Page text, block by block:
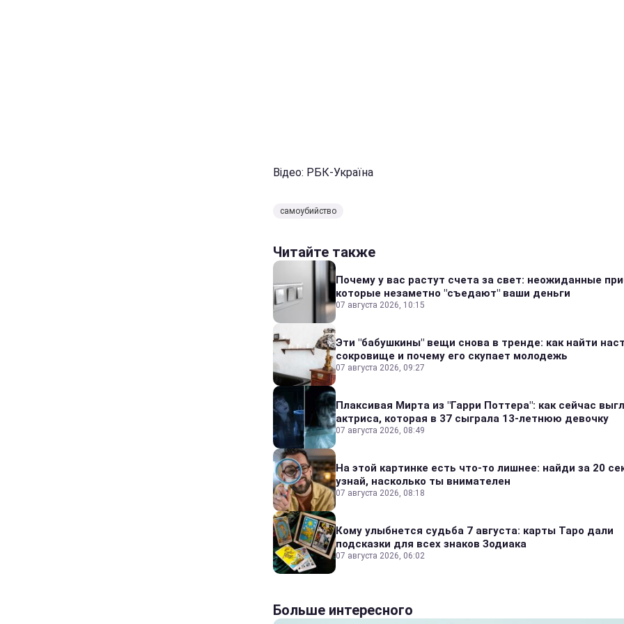
Відео: РБК-Україна
самоубийство
Читайте также
Почему у вас растут счета за свет: неожиданные
которые незаметно "съедают" ваши деньги
07 августа 2026, 10:15
Эти "бабушкины" вещи снова в тренде: как найти
сокровище и почему его скупает молодежь
07 августа 2026, 09:27
Плаксивая Мирта из "Гарри Поттера": как сейчас
актриса, которая в 37 сыграла 13-летнюю девочку
07 августа 2026, 08:49
На этой картинке есть что-то лишнее: найди за 20
узнай, насколько ты внимателен
07 августа 2026, 08:18
Кому улыбнется судьба 7 августа: карты Таро дали
подсказки для всех знаков Зодиака
07 августа 2026, 06:02
Больше интересного